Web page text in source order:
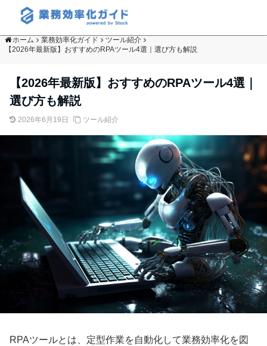
ホーム 業務効率化ガイド
ツール紹介
【2026年最新版】おすすめのRPAツール4選｜選び方も解説
【2026年最新版】おすすめのRPAツール4選｜
選び方も解説
2026年6月19日 ツール紹介
RPAツールとは、定型作業を自動化して業務効率化を図